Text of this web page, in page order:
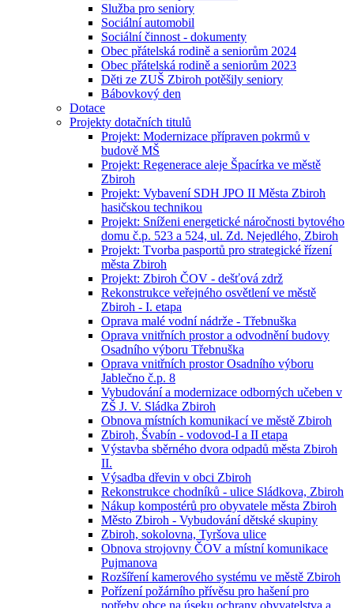
Služba pro seniory
Sociální automobil
Sociální činnost - dokumenty
Obec přátelská rodině a seniorům 2024
Obec přátelská rodině a seniorům 2023
Děti ze ZUŠ Zbiroh potěšily seniory
Bábovkový den
Dotace
Projekty dotačních titulů
Projekt: Modernizace přípraven pokrmů v
budově MŠ
Projekt: Regenerace aleje Špacírka ve městě
Zbiroh
Projekt: Vybavení SDH JPO II Města Zbiroh
hasičskou technikou
Projekt: Sníženi energetické náročnosti bytového
domu č.p. 523 a 524, ul. Zd. Nejedlého, Zbiroh
Projekt: Tvorba pasportů pro strategické řízení
města Zbiroh
Projekt: Zbiroh ČOV - dešťová zdrž
Rekonstrukce veřejného osvětlení ve městě
Zbiroh - I. etapa
Oprava malé vodní nádrže - Třebnuška
Oprava vnitřních prostor a odvodnění budovy
Osadního výboru Třebnuška
Oprava vnitřních prostor Osadního výboru
Jablečno č.p. 8
Vybudování a modernizace odborných učeben v
ZŠ J. V. Sládka Zbiroh
Obnova místních komunikací ve městě Zbiroh
Zbiroh, Švabín - vodovod-I a II etapa
Výstavba sběrného dvora odpadů města Zbiroh
II.
Výsadba dřevin v obci Zbiroh
Rekonstrukce chodníků - ulice Sládkova, Zbiroh
Nákup kompostérů pro obyvatele města Zbiroh
Město Zbiroh - Vybudování dětské skupiny
Zbiroh, sokolovna, Tyršova ulice
Obnova strojovny ČOV a místní komunikace
Pujmanova
Rozšíření kamerového systému ve městě Zbiroh
Pořízení požárního přívěsu pro hašení pro
potřeby obce na úseku ochrany obyvatelstva a